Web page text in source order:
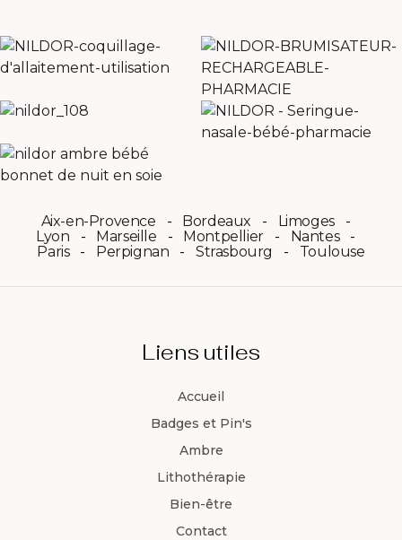
Aix-en-Provence Bordeaux
Limoges
Lyon
Marseille Montpellier
Nantes
Paris
Perpignan Strasbourg Toulouse
Liens utiles
Accueil
Badges et Pin's
Ambre
Lithothérapie
Bien-être
Contact